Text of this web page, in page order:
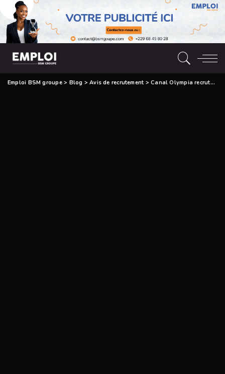
Emploi BSM groupe> Blog >Avis de recrutement >Canal Olympia recrute Un Régisseur – Technicien Projectionniste